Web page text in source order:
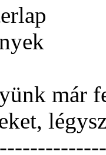
már